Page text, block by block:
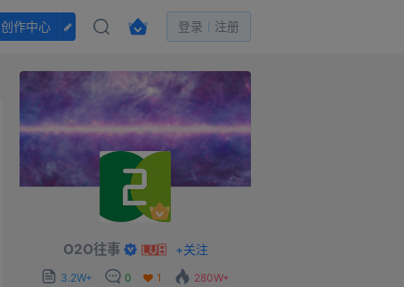
创作中心 登录 注册
O2O往事 +关注
3.2W+ 0 1
280W+